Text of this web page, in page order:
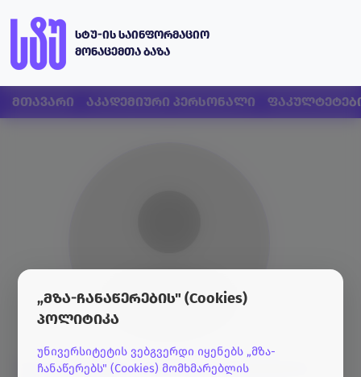
სტუ-ის საინფორმაციო
მონაცემთა ბაზა
მთავარი აკადემიური პერსონალი
ვ.ჭავჭანიძის სახელობის კიბერნეტიკის
„მზა-ჩანაწერების" (Cookies)
პოლიტიკა
უნივერსიტეტის ვებგვერდი იყენებს „მზა-
ჩანაწერებს" (Cookies) მომხმარებლის